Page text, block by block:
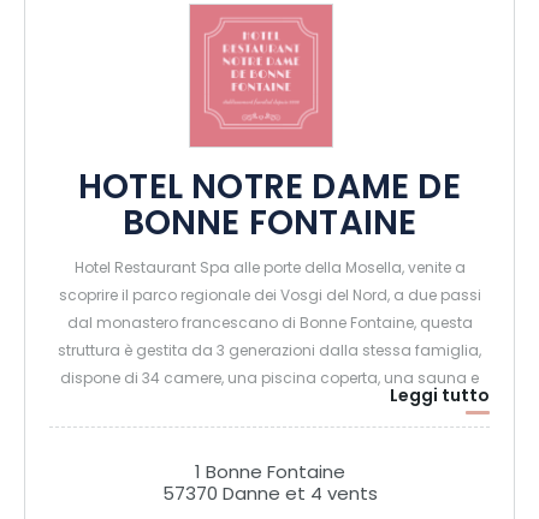
HOTEL NOTRE DAME DE
BONNE FONTAINE
Hotel Restaurant Spa alle porte della Mosella, venite a
scoprire il parco regionale dei Vosgi del Nord, a due passi
dal monastero francescano di Bonne Fontaine, questa
struttura è gestita da 3 generazioni dalla stessa famiglia,
dispone di 34 camere, una piscina coperta, una sauna e
un hammam. È in corso un progetto di ampliamento
dell'area benessere che completerà l'offerta con una sala
del sale himalayano e una seconda sala massaggi.
Leggi tutto
1 Bonne Fontaine
57370 Danne et 4 vents